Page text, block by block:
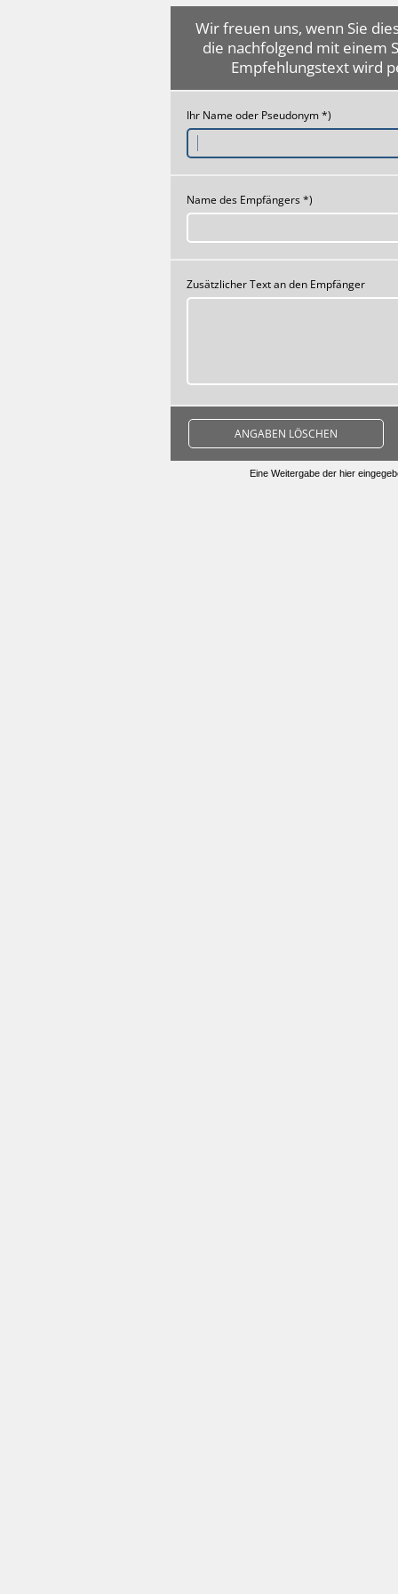
Wir freuen uns, wenn Sie
die nachfolgend mit einem
Empfehlungstext wird
Ihr Name oder Pseudonym *)
Name des Empfängers *)
Zusätzlicher Text an den Empfänger
ANGABEN LÖSCHEN
Eine Weitergabe der hier